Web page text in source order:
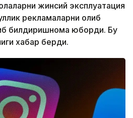
жинсий эксплуатация
рекламаларни олиб
билдиришнома юборди. Бу
хабар берди.